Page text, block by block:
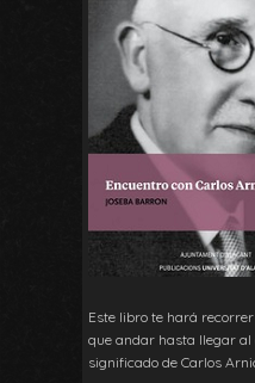
Este libro te hará
que andar hasta llegar al
significado de Carlos